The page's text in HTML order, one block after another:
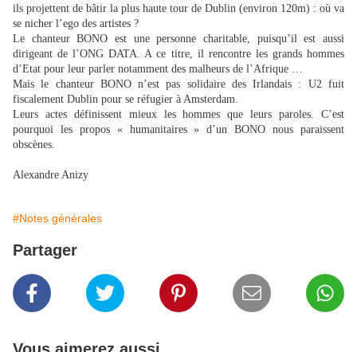
ils projettent de bâtir la plus haute tour de Dublin (environ 120m) : où va
se nicher l’ego des artistes ?
Le chanteur BONO est une personne charitable, puisqu’il est aussi
dirigeant de l’ONG DATA. A ce titre, il rencontre les grands hommes
d’Etat pour leur parler notamment des malheurs de l’Afrique …
Mais le chanteur BONO n’est pas solidaire des Irlandais : U2 fuit
fiscalement Dublin pour se réfugier à Amsterdam.
Leurs actes définissent mieux les hommes que leurs paroles. C’est
pourquoi les propos « humanitaires » d’un BONO nous paraissent
obscènes.
Alexandre Anizy
#Notes générales
Partager